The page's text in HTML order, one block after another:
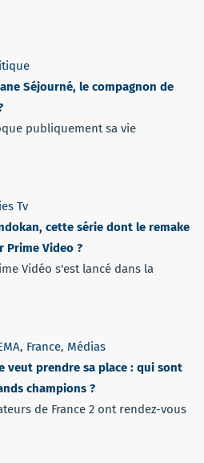
Séjourné, le compagnon de
publiquement sa vie
Tv
cette série dont le remake
Prime Video ?
Vidéo s'est lancé dans la
, France, Médias
veut prendre sa place : qui sont
champions ?
de France 2 ont rendez-vous